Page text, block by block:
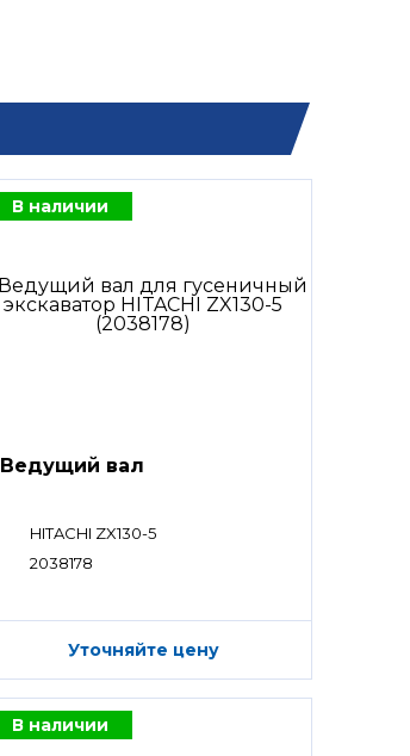
В наличии
Ведущий вал
HITACHI ZX130-5
2038178
Уточняйте цену
В наличии